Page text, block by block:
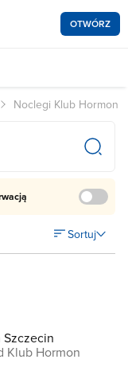
OTWÓRZ
Noclegi Klub Hormon
Sortuj
Klub Hormon